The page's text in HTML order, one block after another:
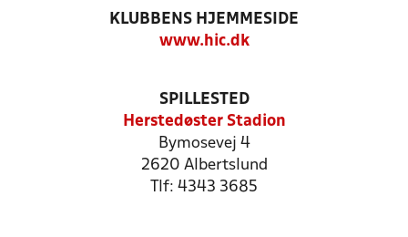
KLUBBENS HJEMMESIDE
www.hic.dk
SPILLESTED
Herstedøster Stadion
Bymosevej 4
2620 Albertslund
Tlf: 4343 3685